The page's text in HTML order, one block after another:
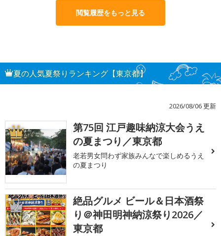
閲覧履歴をもっと見る
夏の人気夏祭りランキング【東京都】
2026/08/06 更新
1
第75回 江戸趣味納涼大会うえ
の夏まつり／東京都
老若男女問わず家族みんなで楽しめるうえ
の夏まつり
2
絶品グルメ ビール＆日本酒祭
り＠神田明神納涼祭り2026／
東京都